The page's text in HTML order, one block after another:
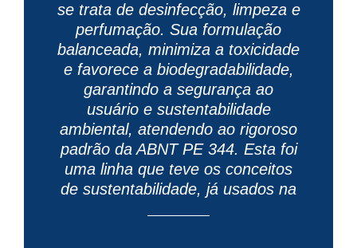
se trata de desinfecção, limpeza e
perfumação. Sua formulação
balanceada, minimiza a toxicidade
e favorece a biodegradabilidade,
garantindo a segurança ao
usuário e sustentabilidade
ambiental, atendendo ao rigoroso
padrão da ABNT PE 344. Esta foi
uma linha que teve os conceitos
de sustentabilidade, já usados na